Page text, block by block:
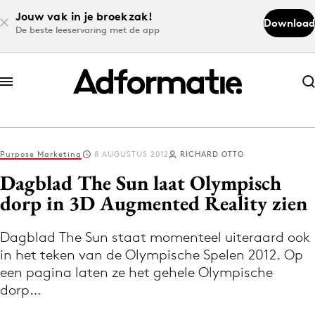
Jouw vak in je broekzak!
De beste leeservaring met de app
Download
Abonneer nu
Abonneer nu
Log in
Download de app
Volg het laatste nieuws via de Adformatie
Nieuws app
Purpose Marketing 8 AUGUSTUS 2012 RICHARD OTTO
Dagblad The Sun laat Olympisch
dorp in 3D Augmented Reality zien
Dagblad The Sun staat momenteel uiteraard ook
in het teken van de Olympische Spelen 2012. Op
een pagina laten ze het gehele Olympische
dorp…